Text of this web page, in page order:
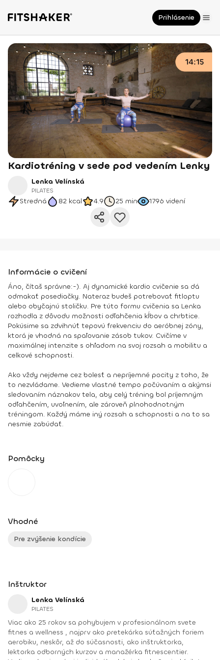
Prihlásenie
Kardiotréning v sede pod vedením Lenky
Lenka Velínská
PILATES
Stredná 82 kcal 4.9 25 min 1796 videní
Informácie o cvičení
Áno, čítaš správne:-). Aj dynamické kardio cvičenie sa dá
odmakať posediačky. Nateraz budeš potrebovať fitloptu
alebo obyčajnú stoličku. Pre túto formu cvičenia sa Lenka
rozhodla z dôvodu možnosti odľahčenia kĺbov a chrbtice.
Pokúsime sa zdvihnúť tepovú frekvenciu do aeróbnej zóny,
ktorá je vhodná na spaľovanie zásob tukov. Cvičíme v
maximálnej intenzite s ohľadom na svoj rozsah a mobilitu a
celkové schopnosti.
Ako vždy nejdeme cez bolesť a nepríjemné pocity z toho, že
to nezvládame. Vedieme vlastné tempo počúvaním a akýmsi
sledovaním náznakov tela, aby celý tréning bol príjemným
odľahčením, uvoľnením, ale zároveň plnohodnotným
tréningom. Každý máme iný rozsah a schopnosti a na to sa
nesmie zabúdať.
Pomôcky
Vhodné
Pre zvýšenie kondície
Inštruktor
Lenka Velínská
PILATES
Viac ako 25 rokov sa pohybujem v profesionálnom svete
fitnes a wellness , najprv ako pretekárka súťažných foriem
aerobiku, neskôr, až do súčasnosti, ako inštruktorka,
lektorka odborných kurzov a manažérka fitnescentier.